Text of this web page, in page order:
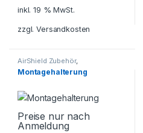
inkl. 19 % MwSt.
zzgl.Versandkosten
AirShield Zubehör,
Alarmanlagen,
Sicherheitstechnik
Montagehalterung
Preise nur nach
Anmeldung